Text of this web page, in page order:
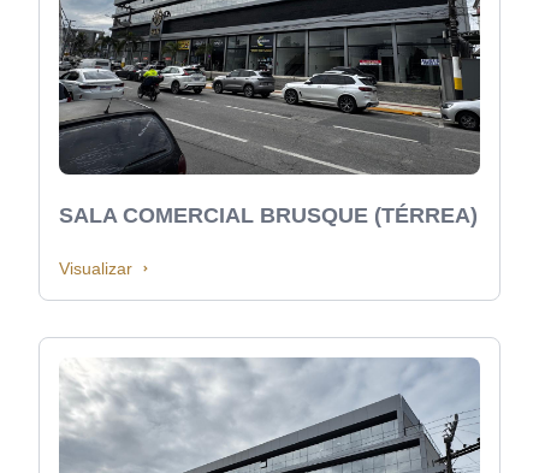
SALA COMERCIAL BRUSQUE (TÉRREA)
Visualizar